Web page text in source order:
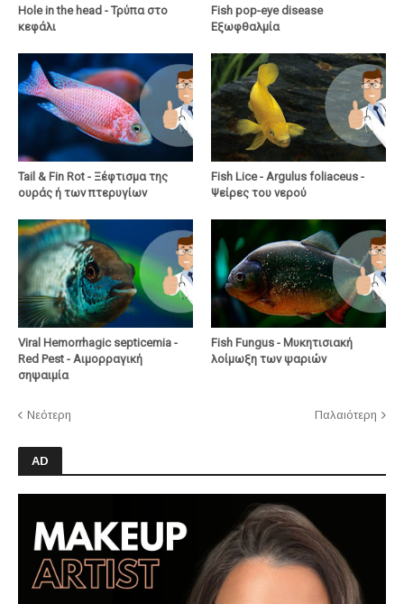
Hole in the head - Τρύπα στο
κεφάλι
Fish pop-eye disease
Εξωφθαλμία
Tail & Fin Rot - Ξέφτισμα της
ουράς ή των πτερυγίων
Fish Lice - Argulus foliaceus -
Ψείρες του νερού
Viral Hemorrhagic septicemia -
Red Pest - Αιμορραγική
σηψαιμία
Fish Fungus - Μυκητισιακή
λοίμωξη των ψαριών
Νεότερη Παλαιότερη
AD